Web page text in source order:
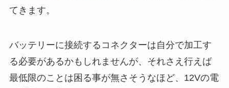
てきます。
バッテリーに接続するコネクターは自分で加工す
る必要があるかもしれませんが、それさえ行えば
最低限のことは困る事が無さそうなほど、12Vの電